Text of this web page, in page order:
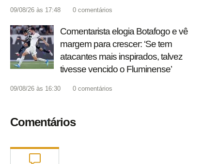
09/08/26 às 17:48 0 comentários
Comentarista elogia Botafogo e vê
margem para crescer: ‘Se tem
atacantes mais inspirados, talvez
tivesse vencido o Fluminense’
09/08/26 às 16:30 0 comentários
Comentários